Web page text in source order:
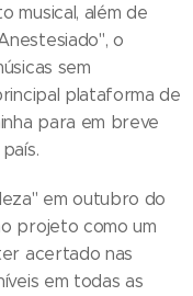
musical, além de
o
sem
plataforma de
para em breve
em outubro do
projeto como um
acertado nas
em todas as